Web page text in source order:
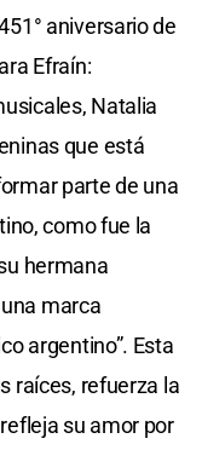
aniversario de
Efraín:
Natalia
que está
parte de una
como fue la
hermana
marca
argentino”. Esta
raíces, refuerza la
su amor por